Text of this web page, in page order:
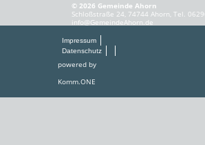
© 2026 Gemeinde Ahorn
Schloßstraße 24, 74744 Ahorn, Tel.
info@GemeindeAhorn.de
Impressum
Datenschutz
powered by
Komm.ONE